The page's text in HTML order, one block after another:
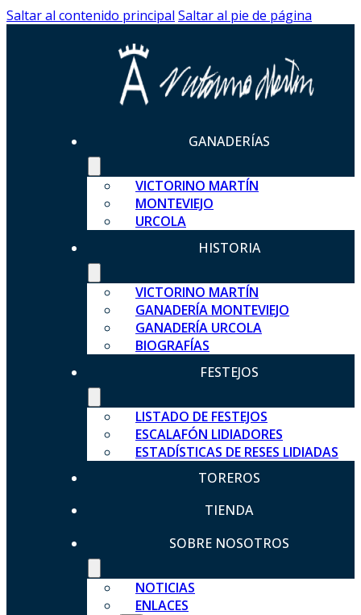
Saltar al contenido principal Saltar al pie de página
GANADERÍAS
VICTORINO MARTÍN
MONTEVIEJO
URCOLA
HISTORIA
VICTORINO MARTÍN
GANADERÍA MONTEVIEJO
GANADERÍA URCOLA
BIOGRAFÍAS
FESTEJOS
LISTADO DE FESTEJOS
ESCALAFÓN LIDIADORES
ESTADÍSTICAS DE RESES LIDIADAS
TOREROS
TIENDA
SOBRE NOSOTROS
NOTICIAS
ENLACES